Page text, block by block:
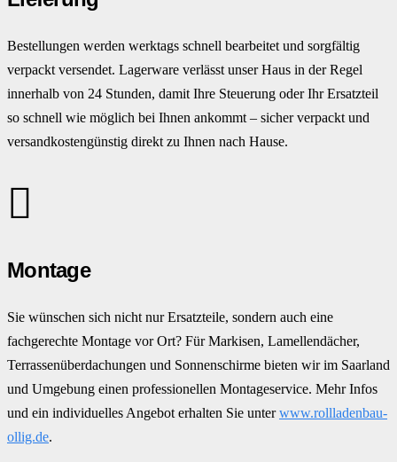
Bestellungen werden werktags schnell bearbeitet und sorgfältig
verpackt versendet. Lagerware verlässt unser Haus in der Regel
innerhalb von 24 Stunden, damit Ihre Steuerung oder Ihr Ersatzteil
so schnell wie möglich bei Ihnen ankommt – sicher verpackt und
versandkostengünstig direkt zu Ihnen nach Hause.
Montage
Sie wünschen sich nicht nur Ersatzteile, sondern auch eine
fachgerechte Montage vor Ort? Für Markisen, Lamellendächer,
Terrassenüberdachungen und Sonnenschirme bieten wir im Saarland
und Umgebung einen professionellen Montageservice. Mehr Infos
und ein individuelles Angebot erhalten Sie unterwww.rollladenbau-
ollig.de.